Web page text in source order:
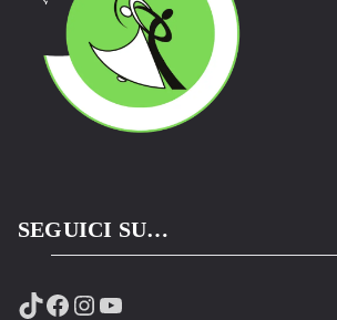
SEGUICI SU…
TikTok
Facebook
Instagram
YouTube